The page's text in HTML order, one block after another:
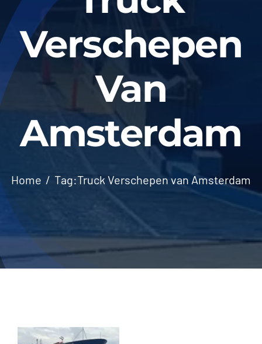
Verschepen
Van
Amsterdam
Home Tag:Truck Verschepen van Amsterdam